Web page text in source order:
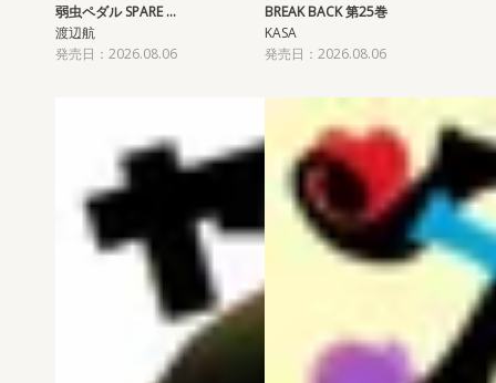
弱虫ペダル SPARE …
渡辺航
発売日：2026.08.06
BREAK BACK 第25巻
KASA
発売日：2026.08.06